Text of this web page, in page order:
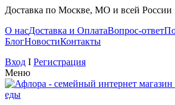
Доставка по Москве, МО и всей России
О насДоставка и ОплатаВопрос-ответ
БлогНовостиКонтакты
Вход I Регистрация
Меню